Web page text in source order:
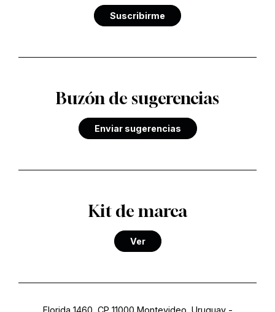
Suscribirme
Buzón de sugerencias
Enviar sugerencias
Kit de marca
Ver
Florida 1460, CP 11000 Montevideo, Uruguay-